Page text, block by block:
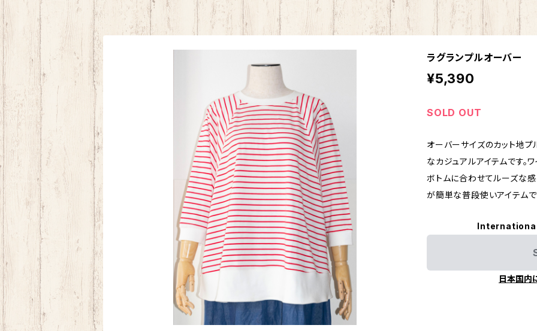
ラグランプルオーバー
¥5,390
SOLD OUT
オーバーサイズのカット地プ
なカジュアルアイテムです。
ボトムに合わせてルーズな
が簡単な普段使いアイテムで
日本国内